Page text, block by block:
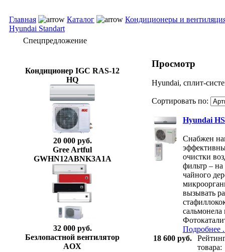
Главная Каталог
Кондиционеры и
Hyundai Standart
Спецпредложение
Кондиционер IGC RAS-12
HQ
20 000 руб.
Gree Artful
GWHN12ABNK3A1A
32 000 руб.
Безлопастной вентилятор
AOX
Просмотр
Hyundai, сплит-
Сортировать по:
Hyundai
Снабжен
очистки
фильтр – на
чайного
вызывать
сальмонела
Подробнее
18 600 руб.
товара: